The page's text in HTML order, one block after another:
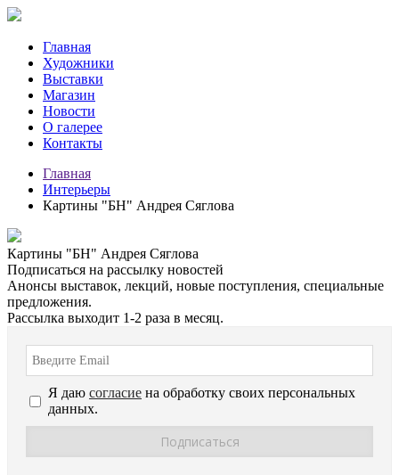
Главная
Художники
Выставки
Магазин
Новости
О галерее
Контакты
Главная
Интерьеры
Картины "БН" Андрея Сяглова
Картины "БН" Андрея Сяглова
Подписаться на рассылку новостей
Анонсы выставок, лекций, новые поступления, специальные
предложения.
Рассылка выходит 1-2 раза в месяц.
Я даю согласие на обработку своих персональных
данных.